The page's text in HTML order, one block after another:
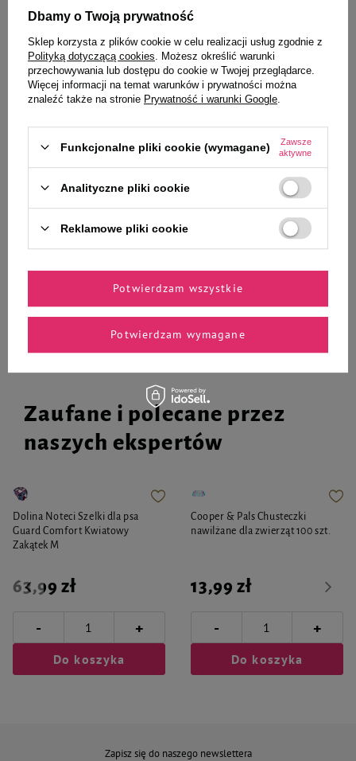
Wybrane specjalnie dla
Ciebie i Twojego czworonoga
84,99 zł
-
Do koszyka
Trixie Zabawka dla psa Pies w
23,99 zł
-
Do koszyka
Zaufane i polecane przez
naszych ekspertów
Dolina Noteci Szelki dla psa
Guard Comfort Kwiatowy
Zakątek M
63,99 zł
- +
Do koszyka
Cooper & Pals Chusteczki
nawilżane dla zwierząt 100 szt.
13,99 zł
- +
Do koszyka
Zapisz się do naszego newslettera
Dbamy o Twoją prywatność
Sklep korzysta z plików cookie w celu realizacji usług zgodnie z
Polityką dotyczącą cookies . Możesz określić warunki
przechowywania lub dostępu do cookie w Twojej przeglądarce.
Więcej informacji na temat warunków i prywatności można
znaleźć także na stronie Prywatność i warunki Google
Funkcjonalne pliki cookie (wymagane)
Zawsze
aktywne
Analityczne pliki cookie
Reklamowe pliki cookie
Potwierdzam wymagane
Potwierdzam wszystkie